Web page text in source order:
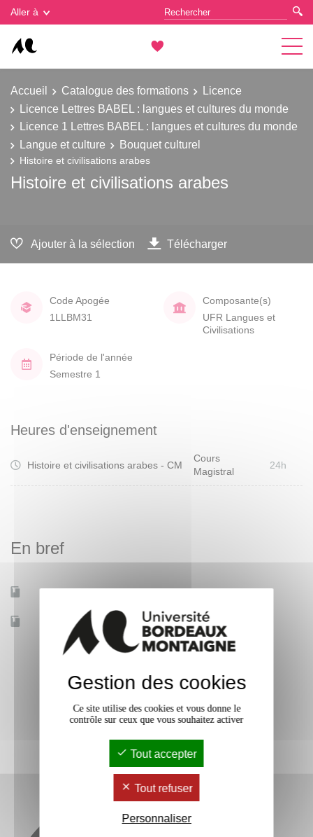
Aller à
Accueil Catalogue des formations
Licence
Licence Lettres BABEL : langues et cultures du monde
Licence 1 Lettres BABEL : langues et cultures du monde
Langue et culture
Bouquet culturel
Histoire et civilisations arabes
Histoire et civilisations arabes
Ajouter à la sélection Télécharger
Code Apogée
1LLBM31
Composante(s)
UFR Langues et
Civilisations
Période de l'année
Semestre 1
Heures d'enseignement
Histoire et civilisations arabes - CM
Cours
Magistral
24h
En bref
Mobilité d'études
Accessible à distance Non
Gestion des cookies
Gestion des cookies
Ce site utilise des cookies et vous donne le
contrôle sur ceux que vous souhaitez activer
Tout accepter
Tout refuser
Personnaliser